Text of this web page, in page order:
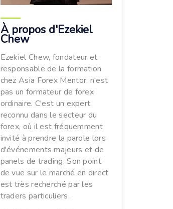
À propos d'Ezekiel
Chew
Ezekiel Chew, fondateur et
responsable de la formation
chez Asia Forex Mentor, n'est
pas un formateur de forex
ordinaire. C'est un expert
reconnu dans le secteur du
forex, où il est fréquemment
invité à prendre la parole lors
d'événements majeurs et de
panels de trading. Son point
de vue sur le marché en direct
est très recherché par les
traders particuliers.